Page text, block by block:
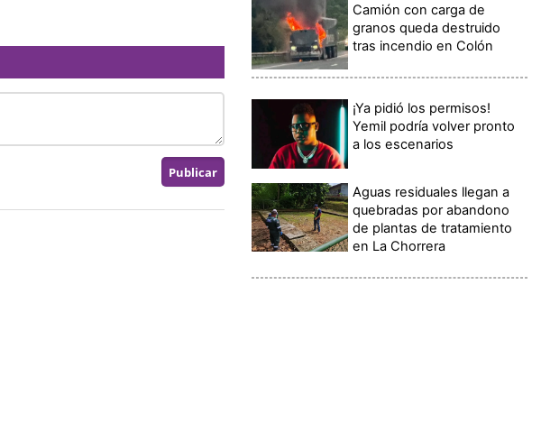
Camión con carga de
granos queda destruido
tras incendio en Colón
¡Ya pidió los permisos!
Yemil podría volver pronto
a los escenarios
Aguas residuales llegan a
quebradas por abandono
de plantas de tratamiento
en La Chorrera